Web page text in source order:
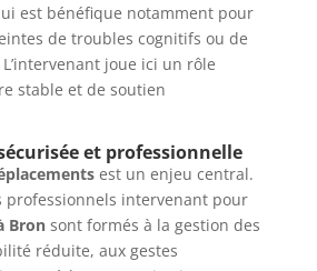
est bénéfique notamment pour
de troubles cognitifs ou de
joue ici un rôle
stable et de soutien
et professionnelle
est un enjeu central.
professionnels intervenant pour
Bronsont formés à la gestion des
réduite, aux gestes